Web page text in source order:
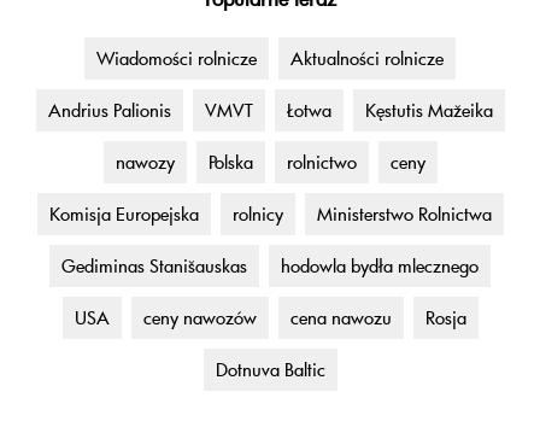
Wiadomości rolnicze Aktualności rolnicze
Andrius Palionis VMVT Łotwa Kęstutis Mažeika
nawozy Polska rolnictwo ceny
Komisja Europejska rolnicy Ministerstwo Rolnictwa
Gediminas Stanišauskas hodowla bydła mlecznego
USA ceny nawozów cena nawozu Rosja
Dotnuva Baltic